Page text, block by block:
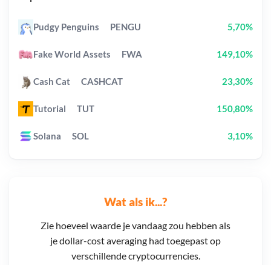
Wat als ik...?
Zie hoeveel waarde je vandaag zou hebben als
je dollar-cost averaging had toegepast op
verschillende cryptocurrencies.
Pudgy Penguins PENGU 5,70%
Fake World Assets FWA 149,10%
Cash Cat CASHCAT 23,30%
Tutorial TUT 150,80%
Solana SOL 3,10%